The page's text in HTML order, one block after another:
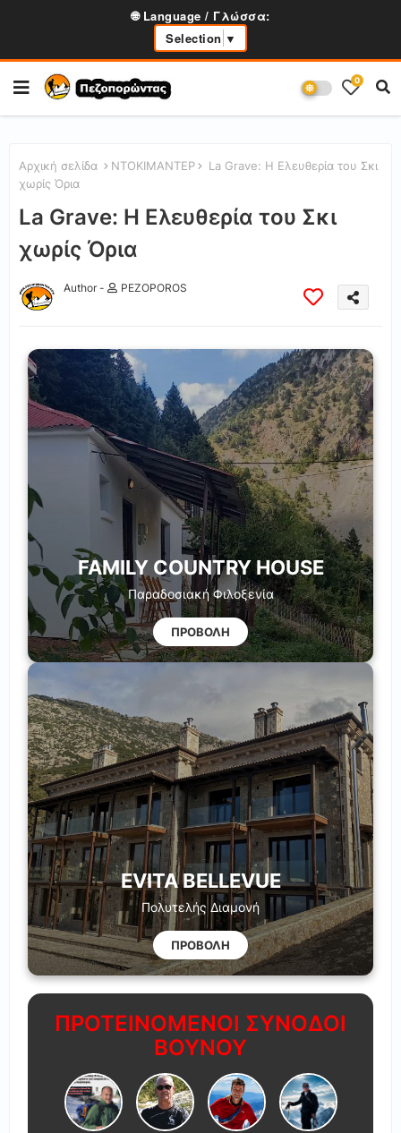
🌐 Language / Γλώσσα:
Selection ▼
0
Αρχική σελίδα ΝΤΟΚΙΜΑΝΤΕΡ
La Grave: Η Ελευθερία του Σκι
χωρίς Όρια
La Grave: Η Ελευθερία του Σκι
χωρίς Όρια
Author - PEZOPOROS
FAMILY COUNTRY HOUSE
Παραδοσιακή Φιλοξενία
ΠΡΟΒΟΛΗ
EVITA BELLEVUE
Πολυτελής Διαμονή
ΠΡΟΒΟΛΗ
ΠΡΟΤΕΙΝΟΜΕΝΟΙ ΣΥΝΟΔΟΙ
ΒΟΥΝΟΥ